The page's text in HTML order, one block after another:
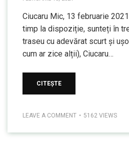
Ciucaru Mic, 13 februarie
timp la dispoziție, sunteți în
traseu cu adevărat scurt și
cum ar zice alții), Ciucaru…
CITEȘTE
LEAVE A COMMENT 5162 VIEWS